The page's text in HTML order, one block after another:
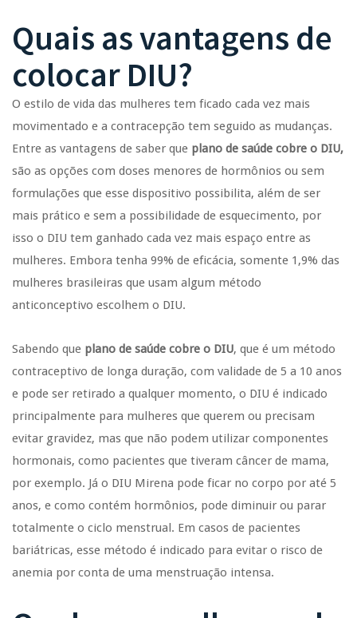
Quais as vantagens de
colocar DIU?
O estilo de vida das mulheres tem ficado cada vez mais
movimentado e a contracepção tem seguido as mudanças.
Entre as vantagens de saber que plano de saúde cobre o DIU,
são as opções com doses menores de hormônios ou sem
formulações que esse dispositivo possibilita, além de ser
mais prático e sem a possibilidade de esquecimento, por
isso o DIU tem ganhado cada vez mais espaço entre as
mulheres. Embora tenha 99% de eficácia, somente 1,9% das
mulheres brasileiras que usam algum método
anticonceptivo escolhem o DIU.
Sabendo que plano de saúde cobre o DIU, que é um método
contraceptivo de longa duração, com validade de 5 a 10 anos
e pode ser retirado a qualquer momento, o DIU é indicado
principalmente para mulheres que querem ou precisam
evitar gravidez, mas que não podem utilizar componentes
hormonais, como pacientes que tiveram câncer de mama,
por exemplo. Já o DIU Mirena pode ficar no corpo por até 5
anos, e como contém hormônios, pode diminuir ou parar
totalmente o ciclo menstrual. Em casos de pacientes
bariátricas, esse método é indicado para evitar o risco de
anemia por conta de uma menstruação intensa.